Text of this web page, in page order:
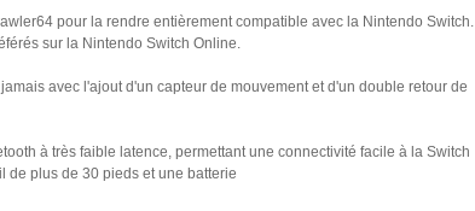
pour la rendre entièrement compatible avec la Nintendo Switch.
sur la Nintendo Switch Online.
avec l'ajout d'un capteur de mouvement et d'un double retour de
à très faible latence, permettant une connectivité facile à la Switch
de plus de 30 pieds et une batterie